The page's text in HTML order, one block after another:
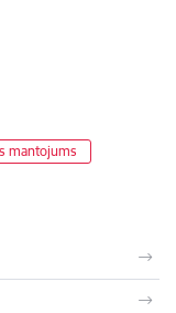
mantojums